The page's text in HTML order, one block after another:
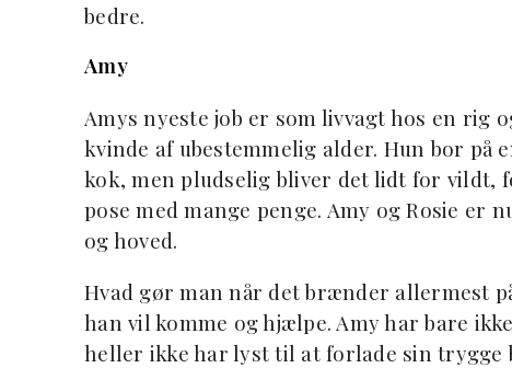
bedre.
Amy
Amys nyeste job er som livvagt hos en rig
kvinde af ubestemmelig alder. Hun bor på
kok, men pludselig bliver det lidt for vildt,
pose med mange penge. Amy og Rosie er
og hoved.
Hvad gør man når det brænder allermest
han vil komme og hjælpe. Amy har bare
heller ikke har lyst til at forlade sin trygge